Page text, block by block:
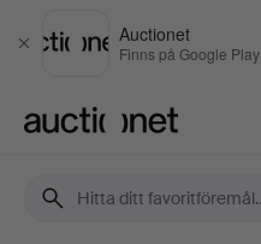
Stäng
Auctionet
Finns på Google Play